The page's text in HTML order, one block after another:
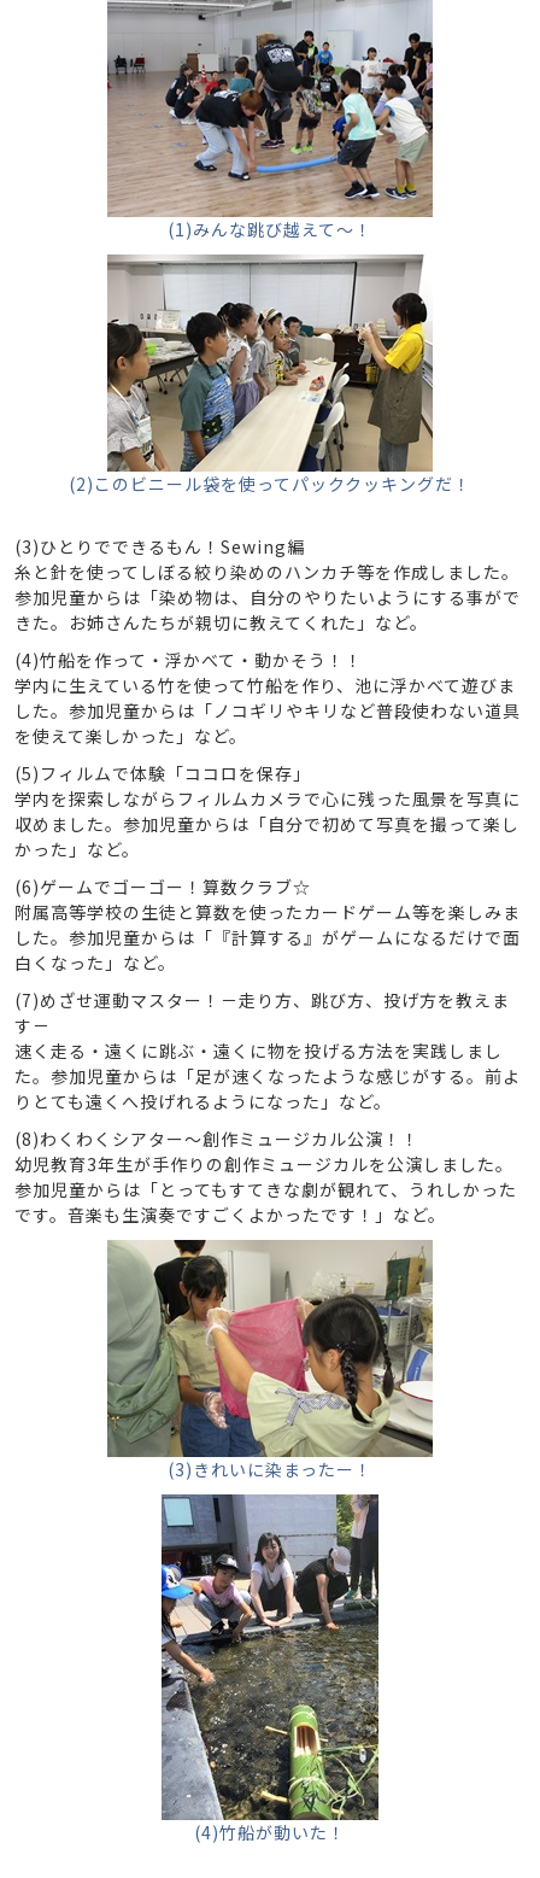
(1)みんな跳び越えて～！
(2)このビニール袋を使ってパッククッキングだ！
(3)ひとりでできるもん！Sewing編
糸と針を使ってしぼる絞り染めのハンカチ等を作成しました。
参加児童からは「染め物は、自分のやりたいようにする事がで
きた。お姉さんたちが親切に教えてくれた」など。
(4)竹船を作って・浮かべて・動かそう！！
学内に生えている竹を使って竹船を作り、池に浮かべて遊びま
した。参加児童からは「ノコギリやキリなど普段使わない道具
を使えて楽しかった」など。
(5)フィルムで体験「ココロを保存」
学内を探索しながらフィルムカメラで心に残った風景を写真に
収めました。参加児童からは「自分で初めて写真を撮って楽し
かった」など。
(6)ゲームでゴーゴー！算数クラブ☆
附属高等学校の生徒と算数を使ったカードゲーム等を楽しみま
した。参加児童からは「『計算する』がゲームになるだけで面
白くなった」など。
(7)めざせ運動マスター！－走り方、跳び方、投げ方を教えま
す－
速く走る・遠くに跳ぶ・遠くに物を投げる方法を実践しまし
た。参加児童からは「足が速くなったような感じがする。前よ
りとても遠くへ投げれるようになった」など。
(8)わくわくシアター～創作ミュージカル公演！！
幼児教育3年生が手作りの創作ミュージカルを公演しました。
参加児童からは「とってもすてきな劇が観れて、うれしかった
です。音楽も生演奏ですごくよかったです！」など。
(3)きれいに染まったー！
(4)竹船が動いた！